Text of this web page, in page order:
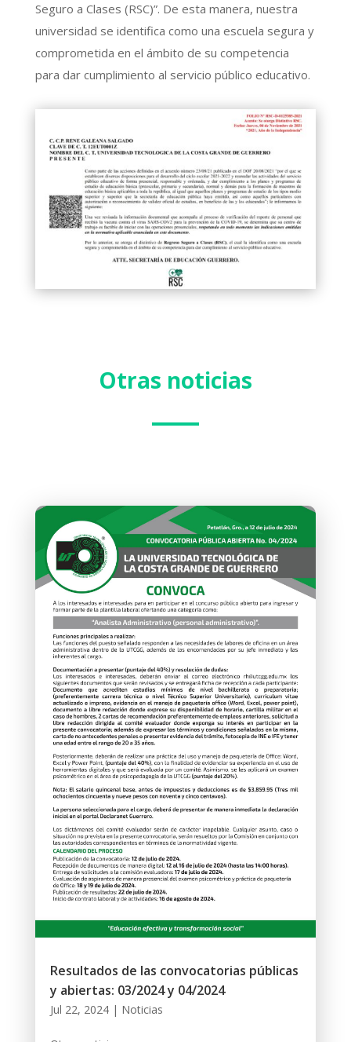
Seguro a Clases (RSC)”. De esta manera, nuestra
universidad se identifica como una escuela segura y
comprometida en el ámbito de su competencia
para dar cumplimiento al servicio público educativo.
Otras noticias
Resultados de las convocatorias públicas
y abiertas: 03/2024 y 04/2024
Jul 22, 2024| Noticias